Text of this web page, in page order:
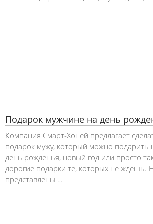
Подарок мужчине на день
Компания Смарт-Хоней предлагает
подарок мужу, который можно подарить
день рожденья, новый год или просто
дорогие подарки те, которых не ждешь.
представлены …